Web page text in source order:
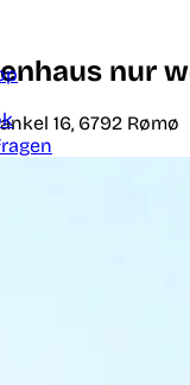
nur
16, 6792 Rømø